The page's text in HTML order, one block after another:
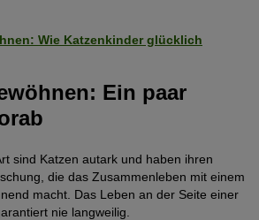
Wie Katzenkinder glücklich
Ein paar
sind Katzen autark und haben ihren
die das Zusammenleben mit einem
macht. Das Leben an der Seite einer
nie langweilig.